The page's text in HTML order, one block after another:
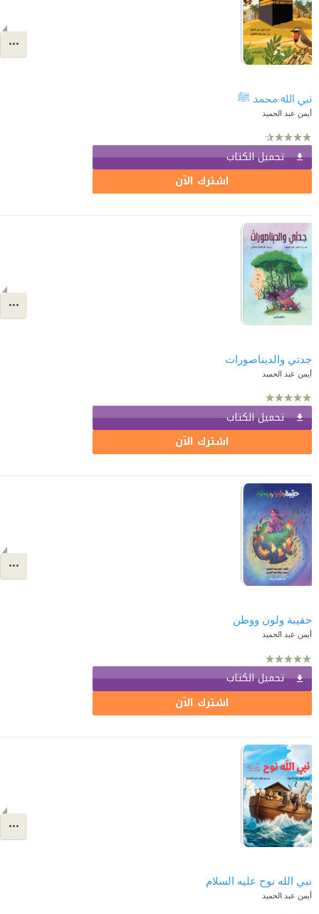
نبي الله محمد ﷺ
أيمن عبد الحميد
تحميل الكتاب
اشترك الآن
جدتي والديناصورات
أيمن عبد الحميد
تحميل الكتاب
اشترك الآن
حقيبة ولون ووطن
أيمن عبد الحميد
تحميل الكتاب
اشترك الآن
نبي الله نوح عليه السلام
أيمن عبد الحميد